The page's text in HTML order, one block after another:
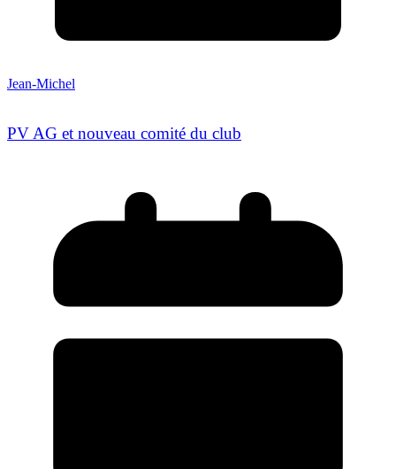
Jean-Michel
PV AG et nouveau comité du club